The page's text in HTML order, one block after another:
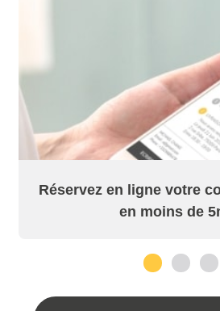
Réservez en ligne votre
en moins de